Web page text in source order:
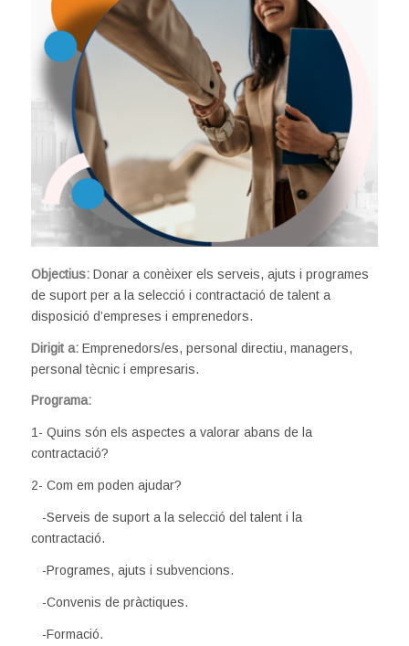
Objectius: Donar a conèixer els serveis, ajuts i programes
de suport per a la selecció i contractació de talent a
disposició d’empreses i emprenedors.
Dirigit a: Emprenedors/es, personal directiu, managers,
personal tècnic i empresaris.
Programa:
1- Quins són els aspectes a valorar abans de la
contractació?
2- Com em poden ajudar?
-Serveis de suport a la selecció del talent i la
contractació.
-Programes, ajuts i subvencions.
-Convenis de pràctiques.
-Formació.